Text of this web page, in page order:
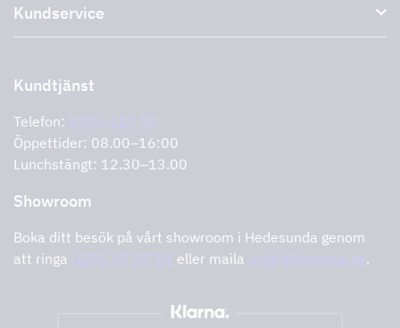
Outlet
Storköksprodukter PRO
Miljö
Support och service
Cookies
Integritetspolicy
Kundservice
Retur av produkt
Support och service
Kundtjänst
Telefon: 0291-107 50
Öppettider: 08.00–16:00
Lunchstängt: 12.30–13.00
Showroom
Boka ditt besök på vårt showroom i Hedesunda genom
att ringa 0291-47 77 74 eller maila order@tovenco.se.